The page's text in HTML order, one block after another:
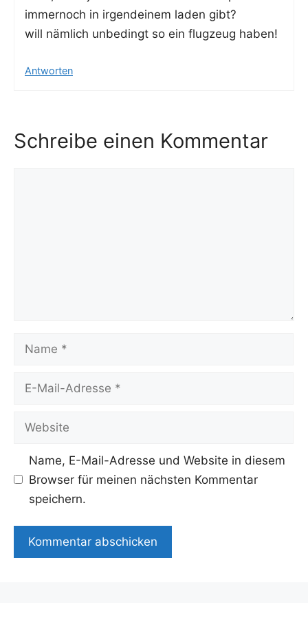
immer­noch in irgend­ei­nem laden gibt?
will näm­lich unbe­dingt so ein flug­zeug haben!
Antworten
Schreibe einen Kommentar
Name
Adresse
Website
Name, E-Mail-Adresse und Website in diesem
Browser für meinen nächsten Kommentar
speichern.